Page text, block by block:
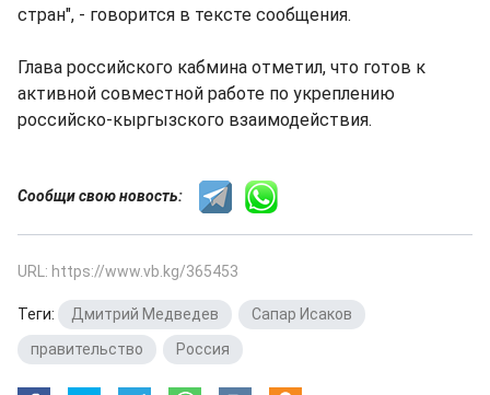
стран", - говорится в тексте сообщения.
Глава российского кабмина отметил, что готов к
активной совместной работе по укреплению
российско-кыргызского взаимодействия.
Сообщи свою новость:
URL: https://www.vb.kg/365453
Теги: Дмитрий Медведев Сапар Исаков
правительство
Россия